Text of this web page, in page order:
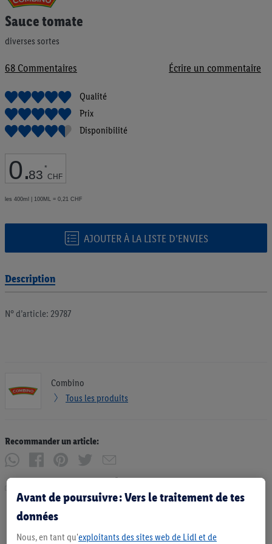
Sauce tomate
diverses sortes
68 Commentaires Écrire un commentaire
Qualité
Prix
Disponibilité
0.83 *
CHF
les 400ml | 100ML = 0,21 CHF
AJOUTER À LA LISTE D’ENVIES
au
début
la
d’images
Description
N° d’article: 29787
Combino
Tous les produits
Recommander un article:
Imprimer
Avant de poursuivre : Vers le traitement de tes
données
Nous, en tant qu'exploitants des sites web de Lidl et de